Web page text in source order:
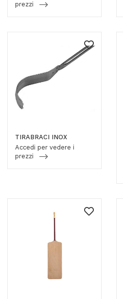
prezzi
TIRABRACI INOX
Accedi per vedere i
prezzi